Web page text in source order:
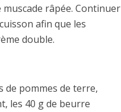
râpée. Continuer
afin que les
double.
de pommes de terre,
les 40 g de beurre